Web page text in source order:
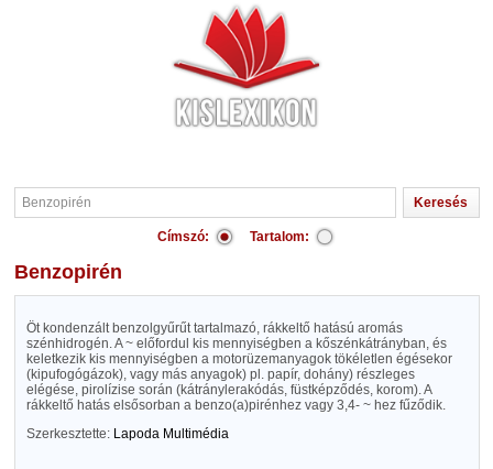
Címszó: Tartalom:
Benzopirén
Öt kondenzált benzolgyűrűt tartalmazó, rákkeltő hatású aromás
szénhidrogén. A ~ előfordul kis mennyiségben a kőszénkátrányban, és
keletkezik kis mennyiségben a motorüzemanyagok tökéletlen égésekor
(kipufogógázok), vagy más anyagok) pl. papír, dohány) részleges
elégése, pirolízise során (kátránylerakódás, füstképződés, korom). A
rákkeltő hatás elsősorban a benzo(a)pirénhez vagy 3,4- ~ hez fűződik.
Szerkesztette: Lapoda Multimédia